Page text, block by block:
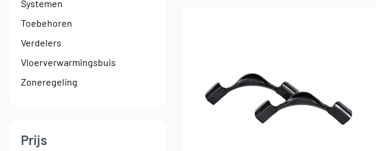
Systemen
Toebehoren
Verdelers
Vloerverwarmingsbuis
Zoneregeling
Prijs